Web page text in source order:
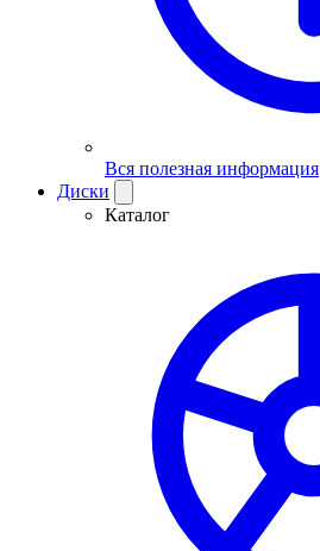
Вся полезная информация
Диски
Каталог